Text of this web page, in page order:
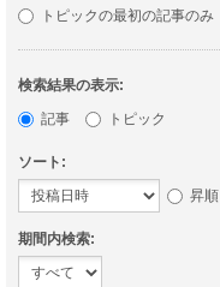
トピックの最初の記事のみ
検索結果の表示:
記事
トピック
ソート:
昇順
期間内検索: